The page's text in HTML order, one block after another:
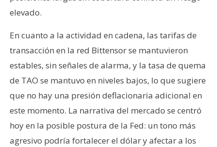
elevado.
En cuanto a la actividad en cadena, las tarifas de
transacción en la red Bittensor se mantuvieron
estables, sin señales de alarma, y la tasa de quema
de TAO se mantuvo en niveles bajos, lo que sugiere
que no hay una presión deflacionaria adicional en
este momento. La narrativa del mercado se centró
hoy en la posible postura de la Fed: un tono más
agresivo podría fortalecer el dólar y afectar a los